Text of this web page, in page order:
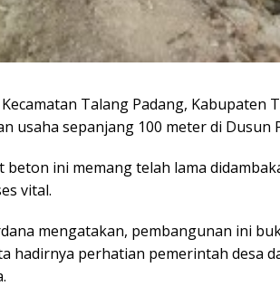
Talang Padang, Kabupaten
usaha sepanjang 100 meter di Dusun
ini memang telah lama
vital.
mengatakan, pembangunan ini
hadirnya perhatian pemerintah desa